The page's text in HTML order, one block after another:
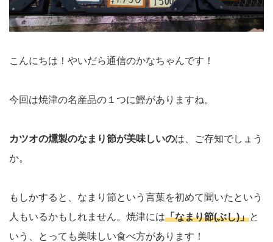
こんにちは！やいだら通信のかなちゃんです！
今回は焼津の名産品の１つに鰹がありますね。
カツオの燻製のなまり節が美味しいのは、ご存知でしょう
か。
もしかすると、なまり節という言葉を初めて聞いたという
人もいるかもしれません。焼津には「なまり節(ぶし)」と
いう、とっても美味しい食べ方があります！